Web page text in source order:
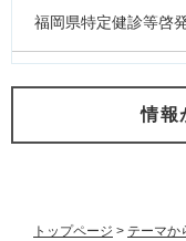
トップページ > テーマか
福岡県特定健診等啓
情報